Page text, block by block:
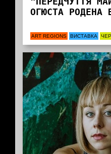
ОГЮСТА РОДЕНА
ART REGIONS ВИСТАВКА